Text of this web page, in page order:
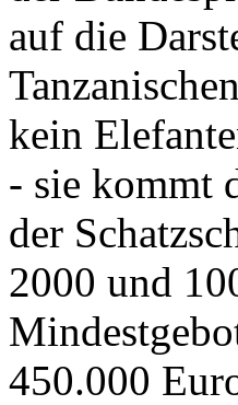
auf die
kein
- sie kommt
der
2000 und
450.000